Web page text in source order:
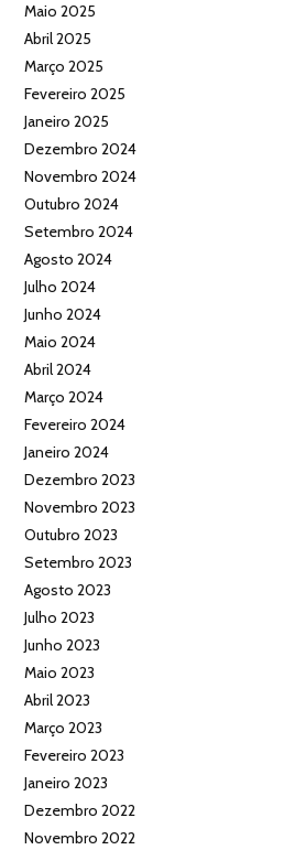
Maio 2025
Abril 2025
Março 2025
Fevereiro 2025
Janeiro 2025
Dezembro 2024
Novembro 2024
Outubro 2024
Setembro 2024
Agosto 2024
Julho 2024
Junho 2024
Maio 2024
Abril 2024
Março 2024
Fevereiro 2024
Janeiro 2024
Dezembro 2023
Novembro 2023
Outubro 2023
Setembro 2023
Agosto 2023
Julho 2023
Junho 2023
Maio 2023
Abril 2023
Março 2023
Fevereiro 2023
Janeiro 2023
Dezembro 2022
Novembro 2022